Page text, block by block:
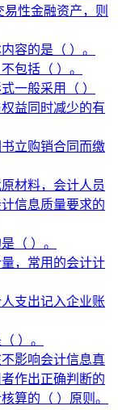
性金融资产，则
容的是（ ）。
包括（ ）。
一般采用（ ）
益同时减少的有
立购销合同而缴
材料，会计人员
信息质量要求的
（ ）。
，常用的会计计
支出记入企业账
）。
影响会计信息真
作出正确判断的
算的（ ）原则。